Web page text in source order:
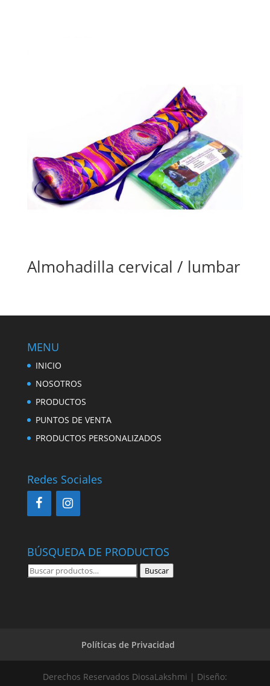
Almohadilla cervical / lumbar
MENU
INICIO
NOSOTROS
PRODUCTOS
PUNTOS DE VENTA
PRODUCTOS PERSONALIZADOS
Redes Sociales
BÚSQUEDA DE PRODUCTOS
Buscar
Buscar
Políticas de Privacidad
Derechos Reservados DiosaLakshmi | Diseño: